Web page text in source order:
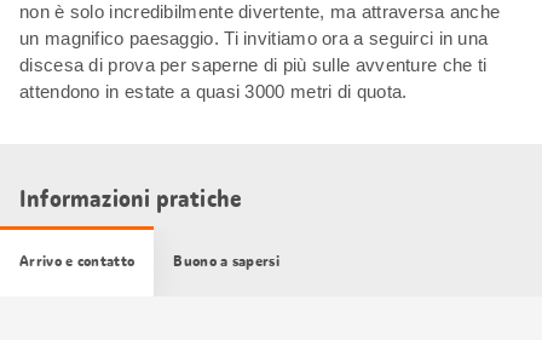
non è solo incredibilmente divertente, ma attraversa anche
un magnifico paesaggio. Ti invitiamo ora a seguirci in una
discesa di prova per saperne di più sulle avventure che ti
attendono in estate a quasi 3000 metri di quota.
Informazioni pratiche
Arrivo e contatto Buono a sapersi